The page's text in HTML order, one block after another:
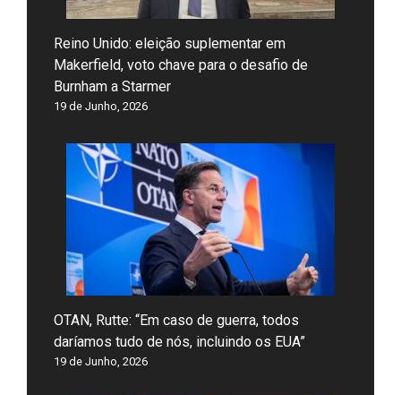
Reino Unido: eleição suplementar em
Makerfield, voto chave para o desafio de
Burnham a Starmer
19 de Junho, 2026
OTAN, Rutte: “Em caso de guerra, todos
daríamos tudo de nós, incluindo os EUA”
19 de Junho, 2026